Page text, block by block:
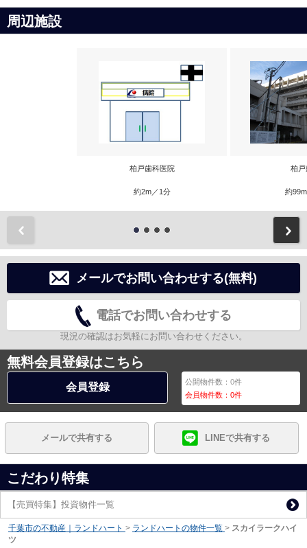
周辺施設
柏戸歯科医院
約2m／1分
柏戸
約
メールでお問い合わせする(無料)
電話でお問い合わせする
現況の確認はお気軽にお問い合わせください。
無料会員登録はこちら
会員登録 公開物件数：0件
会員物件数：0件
メールで共有する LINEで共有する
こだわり特集
【売買特集】投資物件一覧
千葉市の不動産｜ランドハート > ランドハートの物件一覧 > スカイラークハイ
ツ